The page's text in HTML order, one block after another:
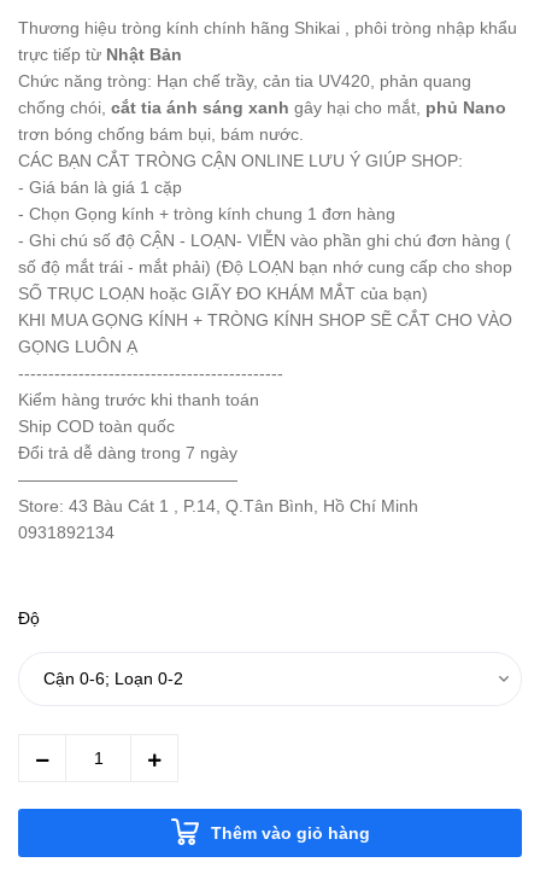
Thương hiệu tròng kính chính hãng Shikai , phôi tròng nhập khẩu
trực tiếp từ Nhật Bản
Chức năng tròng: Hạn chế trầy, cản tia UV420, phản quang
chống chói, cắt tia ánh sáng xanh gây hại cho mắt, phủ Nano
trơn bóng chống bám bụi, bám nước.
CÁC BẠN CẮT TRÒNG CẬN ONLINE LƯU Ý GIÚP SHOP:
- Giá bán là giá 1 cặp
- Chọn Gọng kính + tròng kính chung 1 đơn hàng
- Ghi chú số độ CẬN - LOẠN- VIỄN vào phần ghi chú đơn hàng (
số độ mắt trái - mắt phải) (Độ LOẠN bạn nhớ cung cấp cho shop
SỐ TRỤC LOẠN hoặc GIẤY ĐO KHÁM MẮT của bạn)
KHI MUA GỌNG KÍNH + TRÒNG KÍNH SHOP SẼ CẮT CHO VÀO
GỌNG LUÔN Ạ
--------------------------------------------
Kiểm hàng trước khi thanh toán
Ship COD toàn quốc
Đổi trả dễ dàng trong 7 ngày
—————————————
Store: 43 Bàu Cát 1 , P.14, Q.Tân Bình, Hồ Chí Minh
0931892134
Độ
Thêm vào giỏ hàng